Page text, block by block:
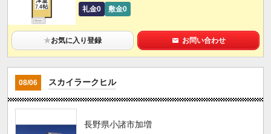
礼金0
敷金0
★お気に入り登録 お問い合わせ
08/06 スカイラークヒル
長野県小諸市加増